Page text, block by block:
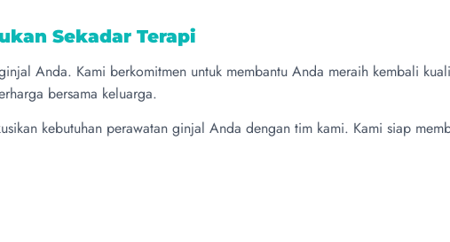
Sekadar Terapi
Anda. Kami berkomitmen untuk membantu Anda meraih kembali
bersama keluarga.
kebutuhan perawatan ginjal Anda dengan tim kami. Kami siap